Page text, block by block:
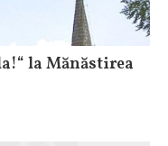
la Mănăstirea